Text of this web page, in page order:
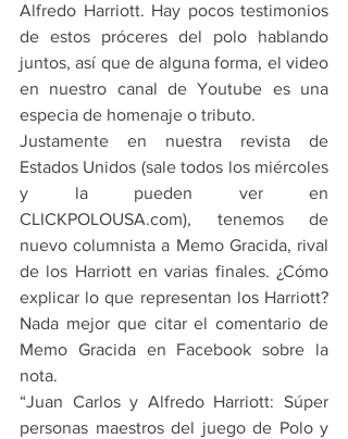
Alfredo Harriott. Hay pocos testimonios
de estos próceres del polo hablando
juntos, así que de alguna forma, el video
en nuestro canal de Youtube es una
especia de homenaje o tributo.
Justamente en nuestra revista de
Estados Unidos (sale todos los miércoles
y la pueden ver en
CLICKPOLOUSA.com), tenemos de
nuevo columnista a Memo Gracida, rival
de los Harriott en varias finales. ¿Cómo
explicar lo que representan los Harriott?
Nada mejor que citar el comentario de
Memo Gracida en Facebook sobre la
nota.
“Juan Carlos y Alfredo Harriott: Súper
personas maestros del juego de Polo y